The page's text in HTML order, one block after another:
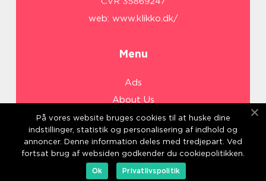
web: www.klikko.dk/
Menu
Ads
About Us
Cookies
Contact
Sitemap
På vores website bruges cookies til at huske dine
indstillinger, statistik og personalisering af indhold og
annoncer. Denne information deles med tredjepart. Ved
fortsat brug af websiden godkender du cookiepolitikken.
Ok
Privatlivspolitik